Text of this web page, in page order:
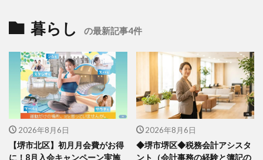
暮らし の最新記事4件
2026年8月6日
【堺市北区】初月月会費がお得
に！8月入会キャンペーン実施
2026年8月6日
◆堺市堺区◆税務会計アシスタ
ント（会計事務の経験と簿記の